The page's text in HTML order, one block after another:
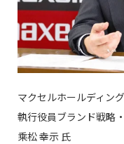
マクセルホールディン
執行役員ブランド戦略
乘松 幸示 氏